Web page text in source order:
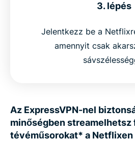
3. lépés
Jelentkezz be a
amennyit csak
Az ExpressVPN-nel
minőségben streamelhetsz
tévéműsorokat* a Netflixen